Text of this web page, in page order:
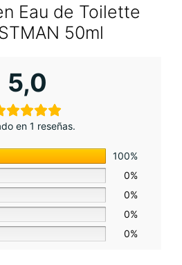
Eau de Toilette
50ml
5,0
en 1 reseñas.
100%
0%
0%
0%
0%